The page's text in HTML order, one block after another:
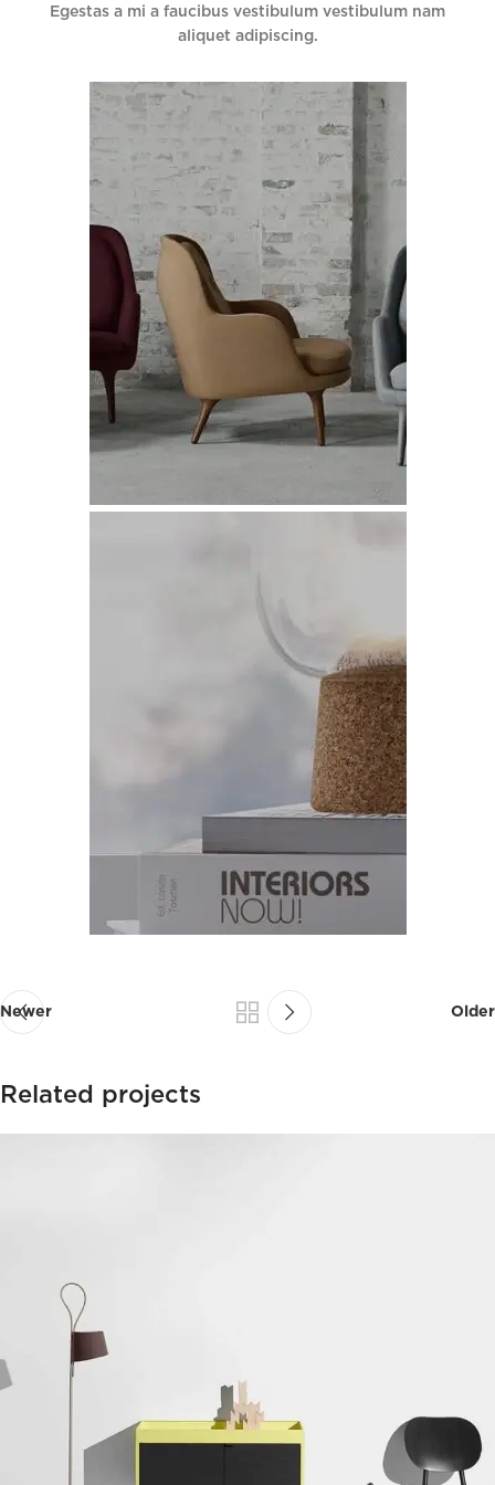
Egestas a mi a faucibus vestibulum vestibulum nam
aliquet adipiscing.
Newer Older
Related projects